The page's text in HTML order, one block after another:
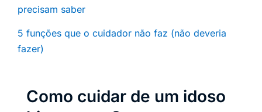
precisam saber
5 funções que o cuidador não faz (não deveria
fazer)
Como cuidar de um idoso